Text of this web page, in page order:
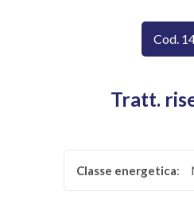
Cod.
Tratt.
Classe energetica: